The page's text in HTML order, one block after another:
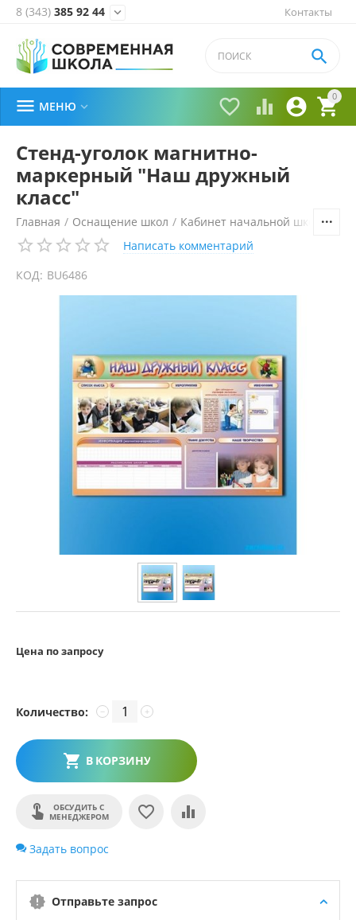
Контакты
8 (343) 385 92 44 
0


 

 МЕНЮ 
Стенд-уголок магнитно-
маркерный "Наш дружный
класс"
Главная / Оснащение школ / Кабинет начальной школы
Написать комментарий
КОД: BU6486
Цена по запросу
Количество: +
−
В КОРЗИНУ
ОБСУДИТЬ С
МЕНЕДЖЕРОМ
Задать вопрос
Отправьте запрос